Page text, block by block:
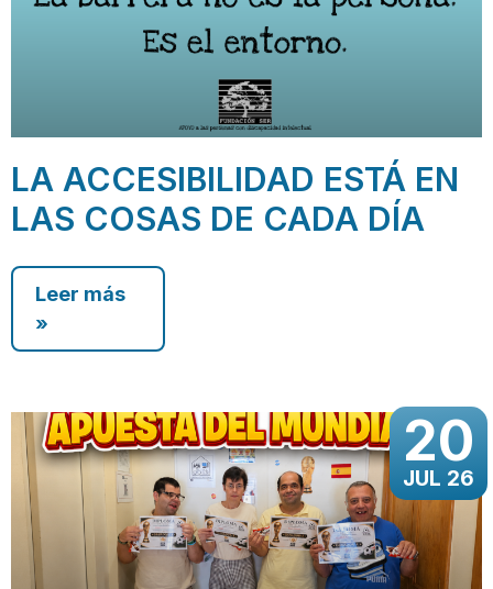
LA ACCESIBILIDAD ESTÁ EN
LAS COSAS DE CADA DÍA
Leer más
»
20
JUL 26